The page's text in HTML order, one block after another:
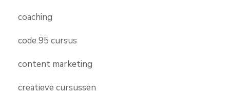
coaching
code 95 cursus
content marketing
creatieve cursussen